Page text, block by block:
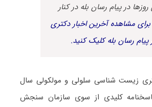
روزها در پیام رسان بله در کنار
برای مشاهده آخرین اخبار دکتری
پیام رسان بله کلیک کنید.
زیست شناسی سلولی و مولکولی سال
پاسخنامه کلیدی از سوی سازمان سنجش